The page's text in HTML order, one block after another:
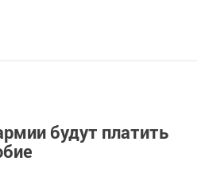
будут платить